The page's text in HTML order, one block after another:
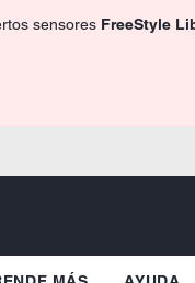
sensores FreeStyle